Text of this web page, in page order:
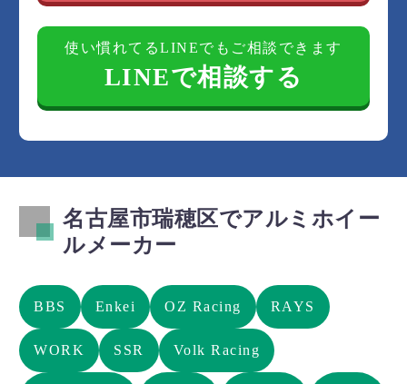
使い慣れてるLINEでもご相談できます
LINEで相談する
名古屋市瑞穂区でアルミホイー
ルメーカー
BBS Enkei OZ Racing RAYS
WORK SSR Volk Racing